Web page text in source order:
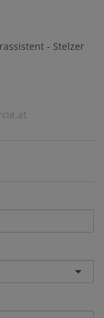
- Stelzer